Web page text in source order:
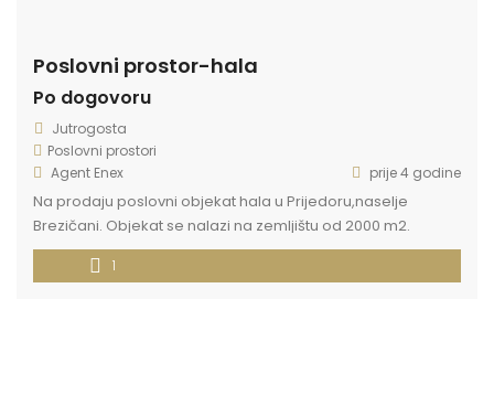
Poslovni prostor-hala
Po dogovoru
Jutrogosta
Poslovni prostori
Agent Enex
prije 4 godine
Na prodaju poslovni objekat hala u Prijedoru,naselje
Brezičani. Objekat se nalazi na zemljištu od 2000 m2.
Dimenzije objekta 12×16 m Skladište 10×9 m Pristup objektu
sa lokalnog puta Brezičani -Jutrogošta. Sifra oglasa P-150
1